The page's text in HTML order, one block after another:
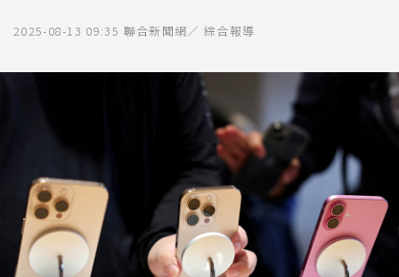
2025-08-13 09:35 聯合新聞網／ 綜合報導